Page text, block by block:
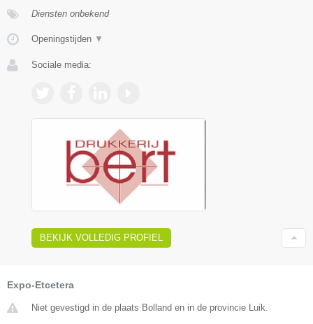
Diensten onbekend
Openingstijden ▼
Sociale media:
BEKIJK VOLLEDIG PROFIEL
Expo-Etcetera
Niet gevestigd in de plaats Bolland en in de provincie Luik.